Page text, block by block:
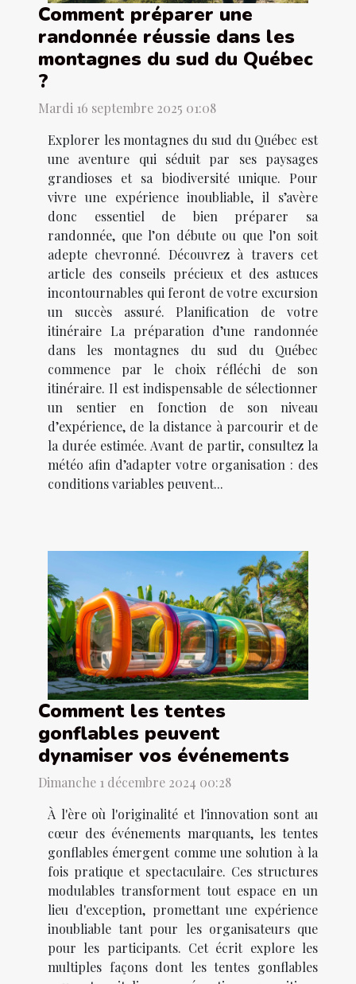
Comment préparer une
randonnée réussie dans les
montagnes du sud du Québec
?
Mardi 16 septembre 2025 01:08
Explorer les montagnes du sud du Québec est
une aventure qui séduit par ses paysages
grandioses et sa biodiversité unique. Pour
vivre une expérience inoubliable, il s’avère
donc essentiel de bien préparer sa
randonnée, que l’on débute ou que l’on soit
adepte chevronné. Découvrez à travers cet
article des conseils précieux et des astuces
incontournables qui feront de votre excursion
un succès assuré. Planification de votre
itinéraire La préparation d’une randonnée
dans les montagnes du sud du Québec
commence par le choix réfléchi de son
itinéraire. Il est indispensable de sélectionner
un sentier en fonction de son niveau
d’expérience, de la distance à parcourir et de
la durée estimée. Avant de partir, consultez la
météo afin d’adapter votre organisation : des
conditions variables peuvent...
Comment les tentes
gonflables peuvent
dynamiser vos événements
Dimanche 1 décembre 2024 00:28
À l'ère où l'originalité et l'innovation sont au
cœur des événements marquants, les tentes
gonflables émergent comme une solution à la
fois pratique et spectaculaire. Ces structures
modulables transforment tout espace en un
lieu d'exception, promettant une expérience
inoubliable tant pour les organisateurs que
pour les participants. Cet écrit explore les
multiples façons dont les tentes gonflables